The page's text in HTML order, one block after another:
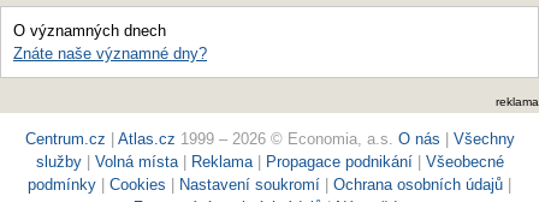
O významných dnech
Znáte naše významné dny?
reklama
Centrum.cz Atlas.cz 1999 – 2026 © Economia, a.s. O nás
Všechny
služby
Volná místa| Reklama Propagace podnikání| Všeobecné
podmínky
Cookies Nastavení soukromí Ochrana osobních údajů